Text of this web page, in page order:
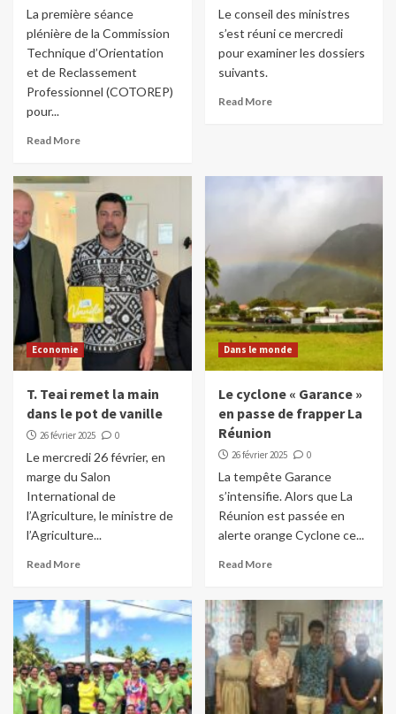
La première séance
plénière de la Commission
Technique d’Orientation
et de Reclassement
Professionnel (COTOREP)
pour...
Read More
Le conseil des ministres
s’est réuni ce mercredi
pour examiner les dossiers
suivants.
Read More
Economie
T. Teai remet la main
dans le pot de vanille
26 février 2025 0
Le mercredi 26 février, en
marge du Salon
International de
l’Agriculture, le ministre de
l’Agriculture...
Read More
Dans le monde
Le cyclone « Garance »
en passe de frapper La
Réunion
26 février 2025 0
La tempête Garance
s’intensifie. Alors que La
Réunion est passée en
alerte orange Cyclone ce...
Read More